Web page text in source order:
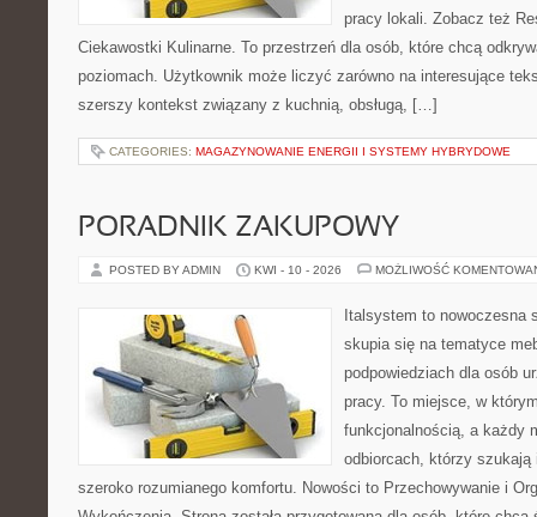
pracy lokali. Zobacz też
Ciekawostki Kulinarne. To przestrzeń dla osób, które chcą
poziomach. Użytkownik może liczyć zarówno na interesujące
szerszy kontekst związany z kuchnią, obsługą, […]
CATEGORIES: MAGAZYNOWANIE ENERGII I SYSTEMY HYBRYDOWE
PORADNIK ZAKUPOWY
POSTED BY ADMIN KWI - 10 - 2026 MOŻLIWOŚĆ
Italsystem to nowoczesna
skupia się na tematyce
podpowiedziach dla osób
pracy. To miejsce, w
funkcjonalnością, a każdy
odbiorcach, którzy
szeroko rozumianego komfortu. Nowości to Przechowywanie i